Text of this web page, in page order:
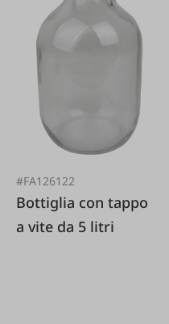
#FA126122
Bottiglia con tappo
a vite da 5 litri